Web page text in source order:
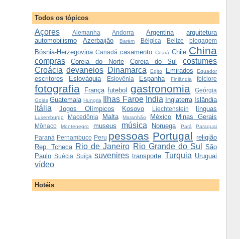
Todos os tópicos
Açores Alemanha Andorra Argentina
arquitetura
automobilismo
Azerbaijão Barém Bélgica Belize blogagem
Bósnia-Herzegovina Canadá casamento Ceará Chile China
compras Coreia do Norte Coreia do Sul
costumes
Croácia devaneios Dinamarca Egito Emirados Equador
escritores Eslováquia Eslovênia Espanha Finlândia folclore
fotografia França futebol gastronomia Geórgia
Goiás Guatemala Hungria Ilhas Faroe India Inglaterra Islândia
Itália Jogos Olímpicos Kosovo Liechtenstein línguas
Luxemburgo Macedônia Malta Maranhão México Minas Gerais
Mônaco Montenegro museus música Noruega Pará Paraguai
Paraná Pernambuco Peru pessoas Portugal religião
Rep. Tcheca Rio de Janeiro Rio Grande do Sul
São
Paulo Suécia Suíça suvenires transporte Turquia Uruguai
vídeo
Hotéis